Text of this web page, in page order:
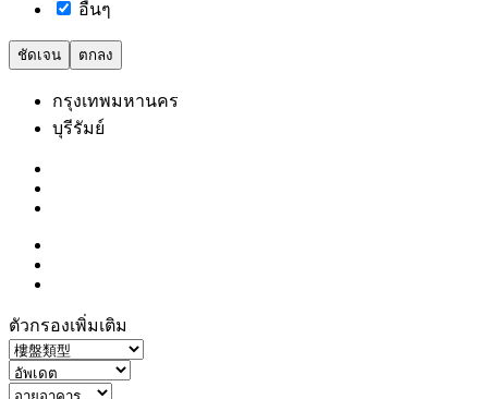
อื่นๆ
ชัดเจน ตกลง
กรุงเทพมหานคร
บุรีรัมย์
ตัวกรองเพิ่มเติม